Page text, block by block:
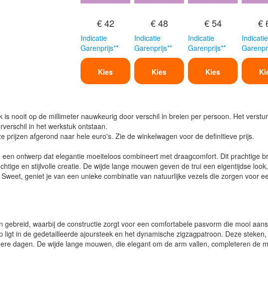
€ 42
Indicatie
Garenprijs**
Kies
€ 48
Indicatie
Garenprijs**
Kies
€ 54
Indicatie
Garenprijs**
Kies
€
Indicatie
nooit op de millimeter nauwkeurig door verschil in breien per persoon. Het
in het werkstuk ontstaan.
prijzen afgerond naar hele euro's. Zie de winkelwagen voor de definitieve prijs.
ontwerp dat elegantie moeiteloos combineert met draagcomfort. Dit prachtige
en stijlvolle creatie. De wijde lange mouwen geven de trui een eigentijdse
geniet je van een unieke combinatie van natuurlijke vezels die zorgen voor
waarbij de constructie zorgt voor een comfortabele pasvorm die mooi
in de gedetailleerde ajoursteek en het dynamische zigzagpatroon. Deze
dagen. De wijde lange mouwen, die elegant om de arm vallen, completeren de